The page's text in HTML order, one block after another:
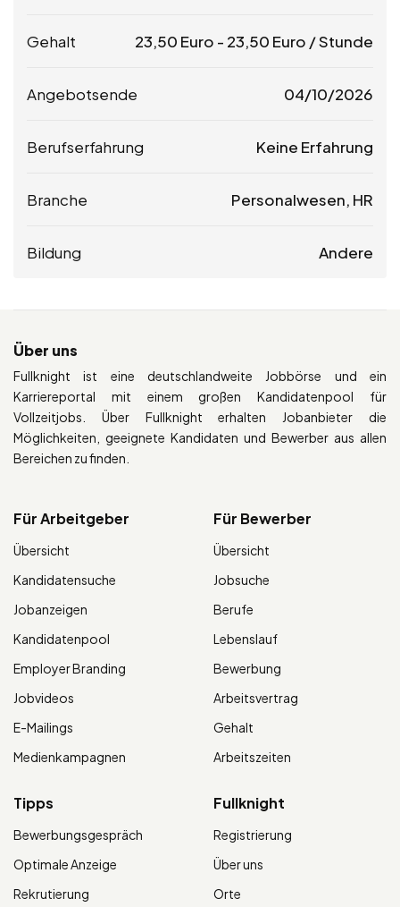
Gehalt 23,50 Euro - 23,50 Euro / Stunde
Angebotsende 04/10/2026
Berufserfahrung Keine Erfahrung
Branche Personalwesen, HR
Bildung Andere
Über uns
Fullknight ist eine deutschlandweite Jobbörse und ein
Karriereportal mit einem großen Kandidatenpool für
Vollzeitjobs. Über Fullknight erhalten Jobanbieter die
Möglichkeiten, geeignete Kandidaten und Bewerber aus allen
Bereichen zu finden.
Für Arbeitgeber
Übersicht
Kandidatensuche
Jobanzeigen
Kandidatenpool
Employer Branding
Jobvideos
E-Mailings
Medienkampagnen
Für Bewerber
Übersicht
Jobsuche
Berufe
Lebenslauf
Bewerbung
Arbeitsvertrag
Gehalt
Arbeitszeiten
Tipps
Bewerbungsgespräch
Optimale Anzeige
Rekrutierung
Fullknight
Registrierung
Über uns
Orte